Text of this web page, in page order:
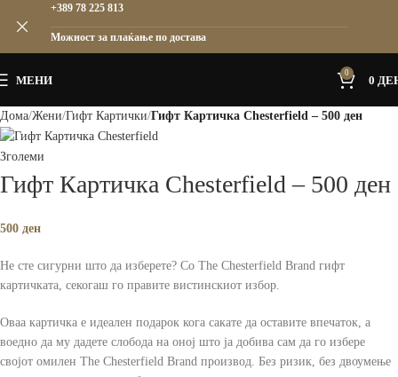
МЕНИ
0
0
Дома Жени Гифт Картички Гифт Картичка Chesterfield – 500 ден
Зголеми
Гифт Картичка Chesterfield – 500 ден
500 ден
Не сте сигурни што да изберете? Со The Chesterfield Brand гифт
картичката, секогаш го правите вистинскиот избор.
Оваа картичка е идеален подарок кога сакате да оставите впечаток, а
воедно да му дадете слобода на оној што ја добива сам да го избере
својот омилен The Chesterfield Brand производ. Без ризик, без двоумење
+389 78 225 813
Можност за плаќање по достава